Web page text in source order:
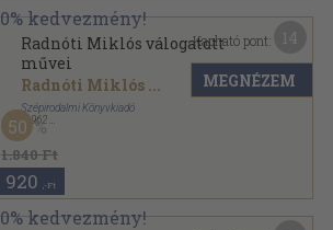
Radnóti Miklós válogatott
művei
Radnóti Miklós ...
Szépirodalmi Könyvkiadó
, 1962
Vászon
Magyar Klasszikusok sorozat
1.840 Ft
50
920 ,-Ft
Kapható pont:
MEGNÉZEM